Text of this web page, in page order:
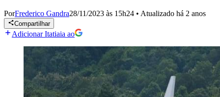
PorFrederico Gandra28/11/2023 às 15h24 • Atualizado há 2 anos
Compartilhar
Adicionar Itatiaia ao